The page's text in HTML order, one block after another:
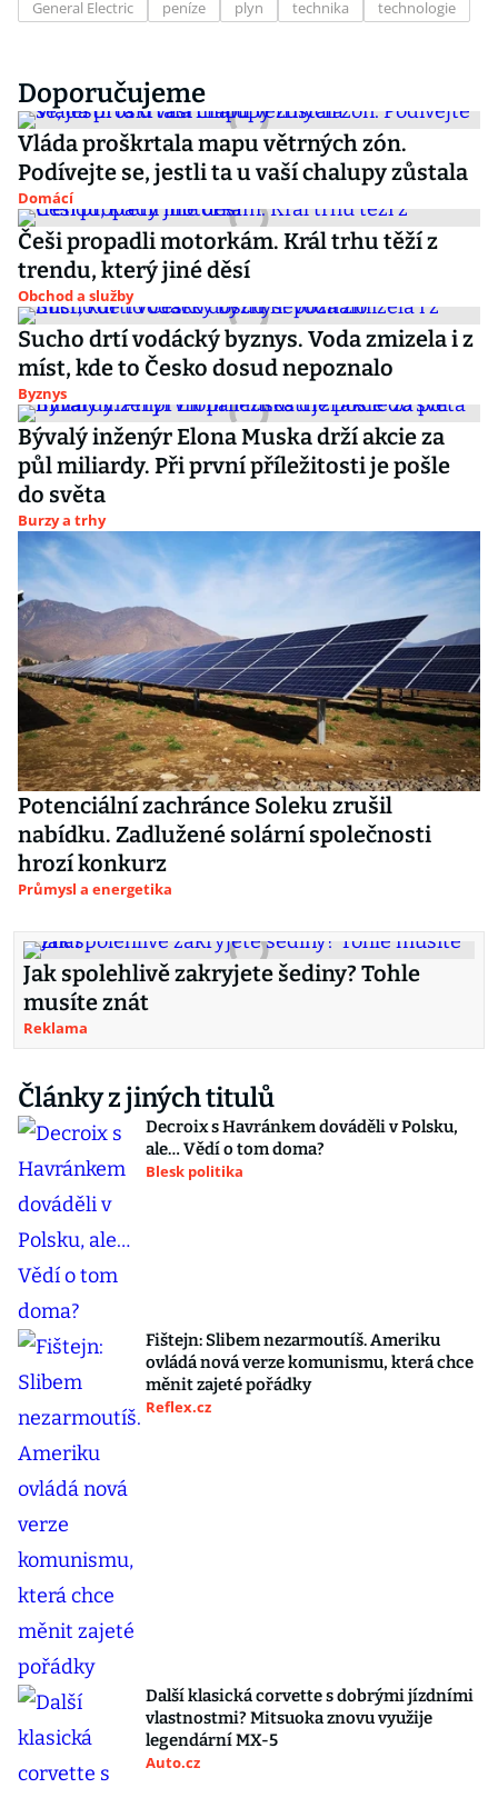
General Electric peníze plyn technika technologie
Doporučujeme
Vláda proškrtala mapu větrných zón.
Podívejte se, jestli ta u vaší chalupy zůstala
Domácí
Češi propadli motorkám. Král trhu těží z
trendu, který jiné děsí
Obchod a služby
Sucho drtí vodácký byznys. Voda zmizela i z
míst, kde to Česko dosud nepoznalo
Byznys
Bývalý inženýr Elona Muska drží akcie za
půl miliardy. Při první příležitosti je pošle
do světa
Burzy a trhy
Potenciální zachránce Soleku zrušil
nabídku. Zadlužené solární společnosti
hrozí konkurz
Průmysl a energetika
Jak spolehlivě zakryjete šediny? Tohle
musíte znát
Reklama
Články z jiných titulů
Decroix s Havránkem dováděli v Polsku,
ale… Vědí o tom doma?
Blesk politika
Fištejn: Slibem nezarmoutíš. Ameriku
ovládá nová verze komunismu, která chce
měnit zajeté pořádky
Reflex.cz
Další klasická corvette s dobrými jízdními
vlastnostmi? Mitsuoka znovu využije
legendární MX-5
Auto.cz